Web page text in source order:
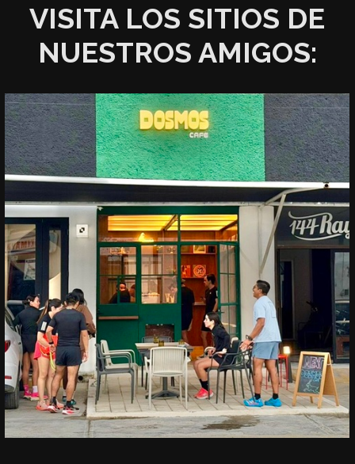
VISITA LOS SITIOS DE
NUESTROS AMIGOS: